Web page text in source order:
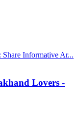
Share Informative Ar...
Lovers -